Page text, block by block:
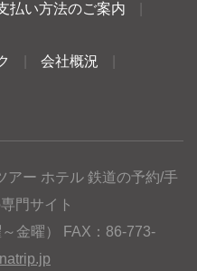
払い方法のご案内
会社概況
アー ホテル 鉄道の予約/手
門サイト
金曜） FAX：86-773-